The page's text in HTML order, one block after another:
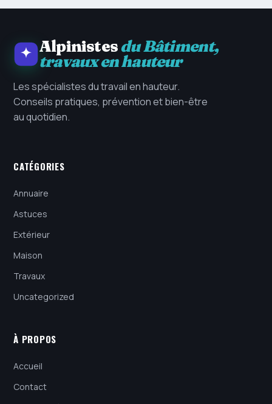
Alpinistesdu Bâtiment,
travaux en hauteur
Les spécialistes du travail en hauteur.
Conseils pratiques, prévention et bien-être
au quotidien.
CATÉGORIES
Annuaire
Astuces
Extérieur
Maison
Travaux
Uncategorized
À PROPOS
Accueil
Contact